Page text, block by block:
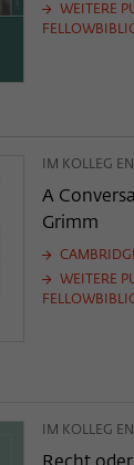
WEITERE
IM KOLLEG
A
Grimm
WEITERE
IM KOLLEG